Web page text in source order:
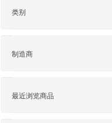
类别
制造商
最近浏览商品